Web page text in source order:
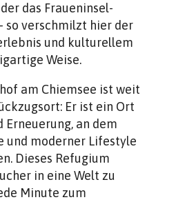
das Fraueninsel-
so verschmilzt hier der
und kulturellem
Weise.
am Chiemsee ist weit
Er ist ein Ort
an dem
und moderner Lifestyle
Dieses Refugium
in eine Welt zu
Minute zum